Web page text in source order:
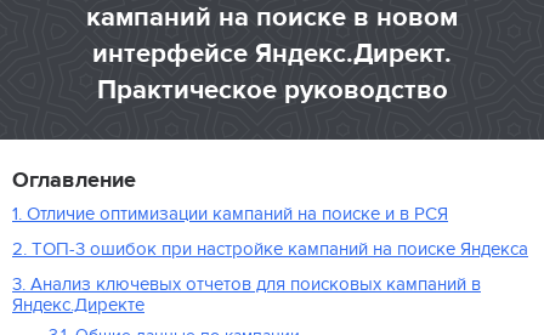
кампаний на поиске в новом
интерфейсе Яндекс.Директ.
Практическое руководство
Оглавление
1. Отличие оптимизации кампаний на поиске и в РСЯ
2. ТОП-3 ошибок при настройке кампаний на поиске Яндекса
3. Анализ ключевых отчетов для поисковых кампаний в
Яндекс.Директе